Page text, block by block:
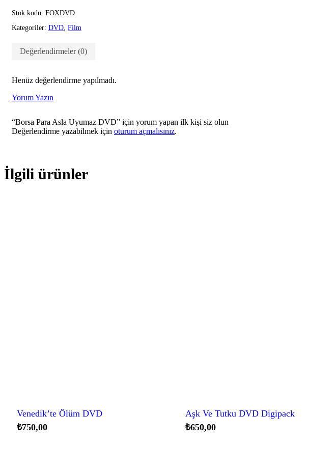
Stok kodu: FOXDVD
Kategoriler: DVD Film
Değerlendirmeler (0)
Henüz değerlendirme yapılmadı.
Yorum Yazın
“Borsa Para Asla Uyumaz DVD” için yorum yapan ilk kişi siz olun
Değerlendirme yazabilmek için oturum açmalısınız.
İlgili ürünler
Venedik’te Ölüm DVD
₺750,00
Aşk Ve Tutku DVD Digipack
₺650,00